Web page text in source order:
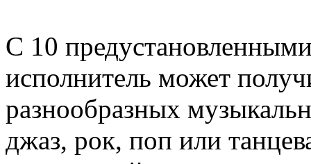
С 10
исполнитель может
разнообразных
джаз, рок, поп или